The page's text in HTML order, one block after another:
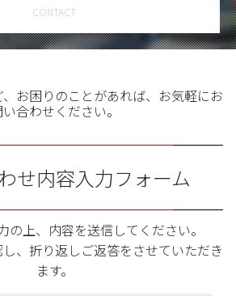
お困りのことがあれば、お気軽にお
合わせください。
せ内容入力フォーム
の上、内容を送信してください。
、折り返しご返答をさせていただき
ます。